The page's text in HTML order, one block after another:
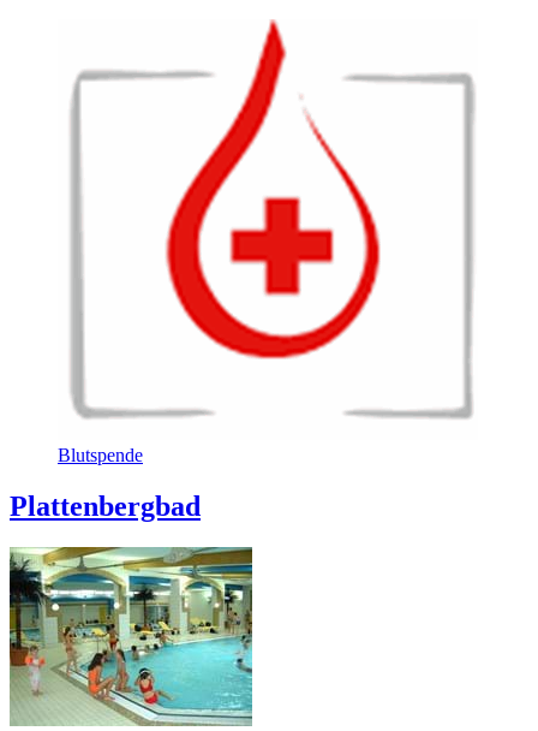
Blutspende
Plattenbergbad